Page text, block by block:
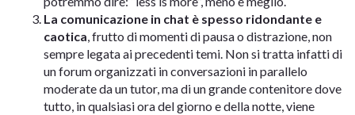
La comunicazione in chat è spesso ridondante e
caotica, frutto di momenti di pausa o distrazione, non
sempre legata ai precedenti temi. Non si tratta infatti di
un forum organizzati in conversazioni in parallelo
moderate da un tutor, ma di un grande contenitore dove
tutto, in qualsiasi ora del giorno e della notte, viene